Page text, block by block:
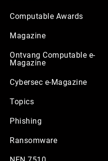
Computable Awards
Magazine
Ontvang Computable e-
Magazine
Cybersec e-Magazine
Topics
Phishing
Ransomware